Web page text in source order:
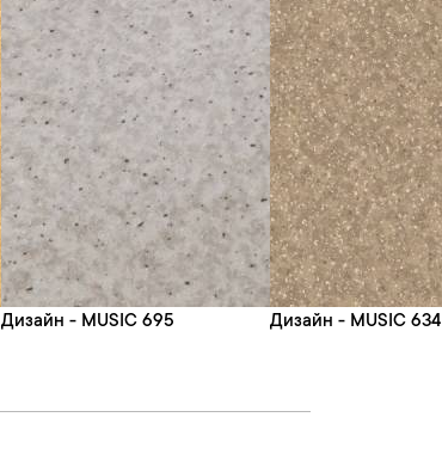
Дизайн - MUSIC 695 Дизайн - MUSIC 634